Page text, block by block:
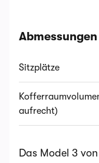
Sitzplätze
aufrecht)
Das Model 3